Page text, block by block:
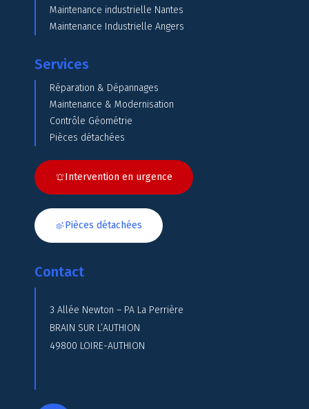
Maintenance industrielle Nantes
Maintenance Industrielle Angers
Services
Réparation & Dépannages
Maintenance & Modernisation
Contrôle Géométrie
Pièces détachées
Intervention en urgence
Pièces détachées
Contact
3 Allée Newton – PA La Perrière
BRAIN SUR L’AUTHION
49800 LOIRE-AUTHION